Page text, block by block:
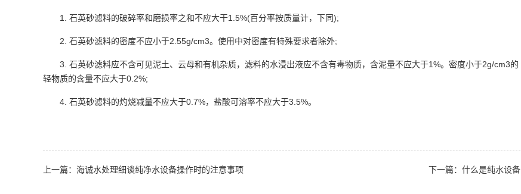
1. 石英砂滤料的破碎率和磨损率之和不应大干1.5%(百分率按质量计，下同);
2. 石英砂滤料的密度不应小于2.55g/cm3。使用中对密度有特殊要求者除外;
3. 石英砂滤料应不含可见泥土、云母和有机杂质，滤料的水浸出液应不含有毒物质，含泥量不应大于1%。密度小于2g/cm3的
轻物质的含量不应大于0.2%;
4. 石英砂滤料的灼烧减量不应大于0.7%，盐酸可溶率不应大于3.5%。
上一篇：海诚水处理细谈纯净水设备操作时的注意事项 下一篇：什么是纯水设备